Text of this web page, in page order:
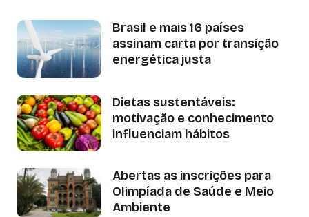
Brasil e mais 16 países
assinam carta por transição
energética justa
Dietas sustentáveis:
motivação e conhecimento
influenciam hábitos
Abertas as inscrições para
Olimpíada de Saúde e Meio
Ambiente